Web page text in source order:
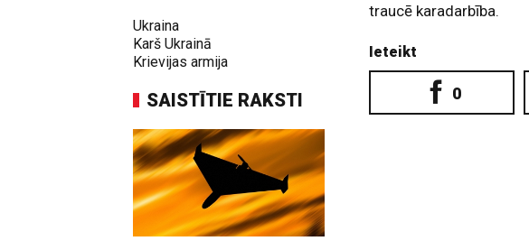
Ukraina
Karš Ukrainā
Krievijas armija
SAISTĪTIE RAKSTI
traucē karadarbība.
Ieteikt
0